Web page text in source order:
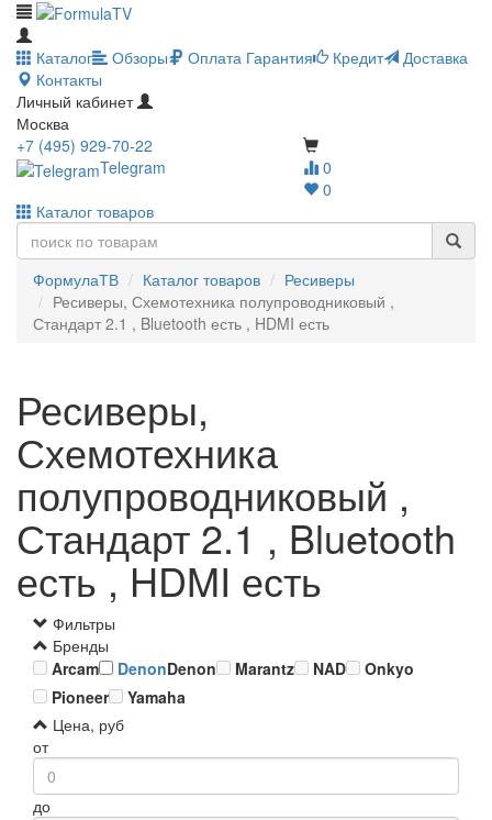
Каталог Обзоры Оплата Гарантия Кредит
Доставка
Контакты
Личный кабинет
Москва
0
0
+7 (495) 929-70-22
Telegram
Каталог товаров
ФормулаТВ Каталог товаров
Ресиверы
Ресиверы, Схемотехника полупроводниковый ,
Стандарт 2.1 , Bluetooth есть , HDMI есть
Ресиверы,
Схемотехника
полупроводниковый ,
Стандарт 2.1 , Bluetooth
есть , HDMI есть
Фильтры
Бренды
Arcam
DenonDenon Marantz NAD
Onkyo
Pioneer
Yamaha
Цена, руб
от
до